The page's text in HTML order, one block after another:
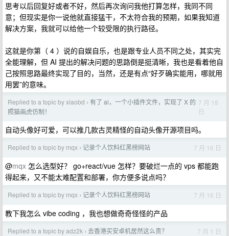
思考以后回复好或者不好，然后再次询问我他打算怎样，我同不同
意；但现实是你一说他就直接猛干，不太符合我的预期，如果我知道
解决方案，我就可以给他一个较受限的执行路径。
这就是你第（ 4 ）说的自娱自乐，也是跟专业人员不同之处，其实完
全能理解，但 AI 提出的解决问题的思路倒是挺清晰，我也是看着他自
己按照思路最终实现了目的，当然，还是有点“好歹确实能用，哪就用
用罢”的意味。
Replied to a topic by xiaobd › 有了 ai，一个小插件文件，实现了 X 的
照猫画虎仿制！
7 月 18
日
自动头像好可爱，可以推几款古灵精怪的自动头像开源项目吗。
Replied to a topic by mqx › 记录个人饮料红黑榜网站 7 月 16 日
@mqx 怎么选型好？ go+react/vue 怎样？要破烂一点的 vps 都能跑
得起来，又不能太难配置和部署，你方便多说点吗？
Replied to a topic by mqx › 记录个人饮料红黑榜网站 7 月 16 日
教下我怎么 vibe coding ，我也想做奇奇怪怪的产品
Replied to a topic by adz2k › 去香港买安卓机居然这么贵？ 7 月 1 日